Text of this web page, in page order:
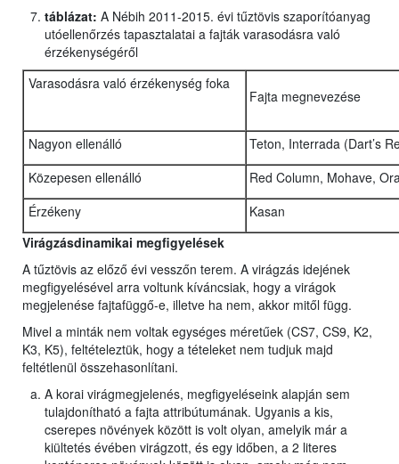
táblázat: A Nébih 2011-2015. évi tűztövis szaporítóanyag
utóellenőrzés tapasztalatai a fajták varasodásra való
érzékenységéről
Varasodásra való érzékenység foka
Fajta megnevezése
Nagyon ellenálló
Teton, Interrada (Dart’s
Közepesen ellenálló
Red Column, Mohave,
Érzékeny
Kasan
Virágzásdinamikai megfigyelések
A tűztövis az előző évi vesszőn terem. A virágzás idejének
megfigyelésével arra voltunk kíváncsiak, hogy a virágok
megjelenése fajtafüggő-e, illetve ha nem, akkor mitől függ.
Mivel a minták nem voltak egységes méretűek (CS7, CS9, K2,
K3, K5), feltételeztük, hogy a tételeket nem tudjuk majd
feltétlenül összehasonlítani.
A korai virágmegjelenés, megfigyeléseink alapján sem
tulajdonítható a fajta attribútumának. Ugyanis a kis,
cserepes növények között is volt olyan, amelyik már a
kiültetés évében virágzott, és egy időben, a 2 literes